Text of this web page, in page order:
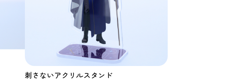
刺さないアクリルスタンド